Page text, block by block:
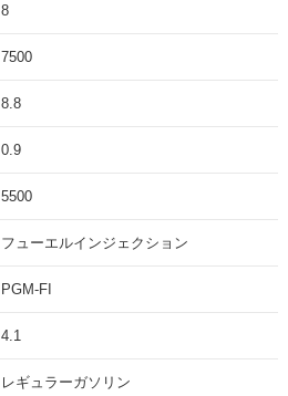
8
7500
8.8
0.9
5500
フューエルインジェクション
PGM-FI
4.1
レギュラーガソリン